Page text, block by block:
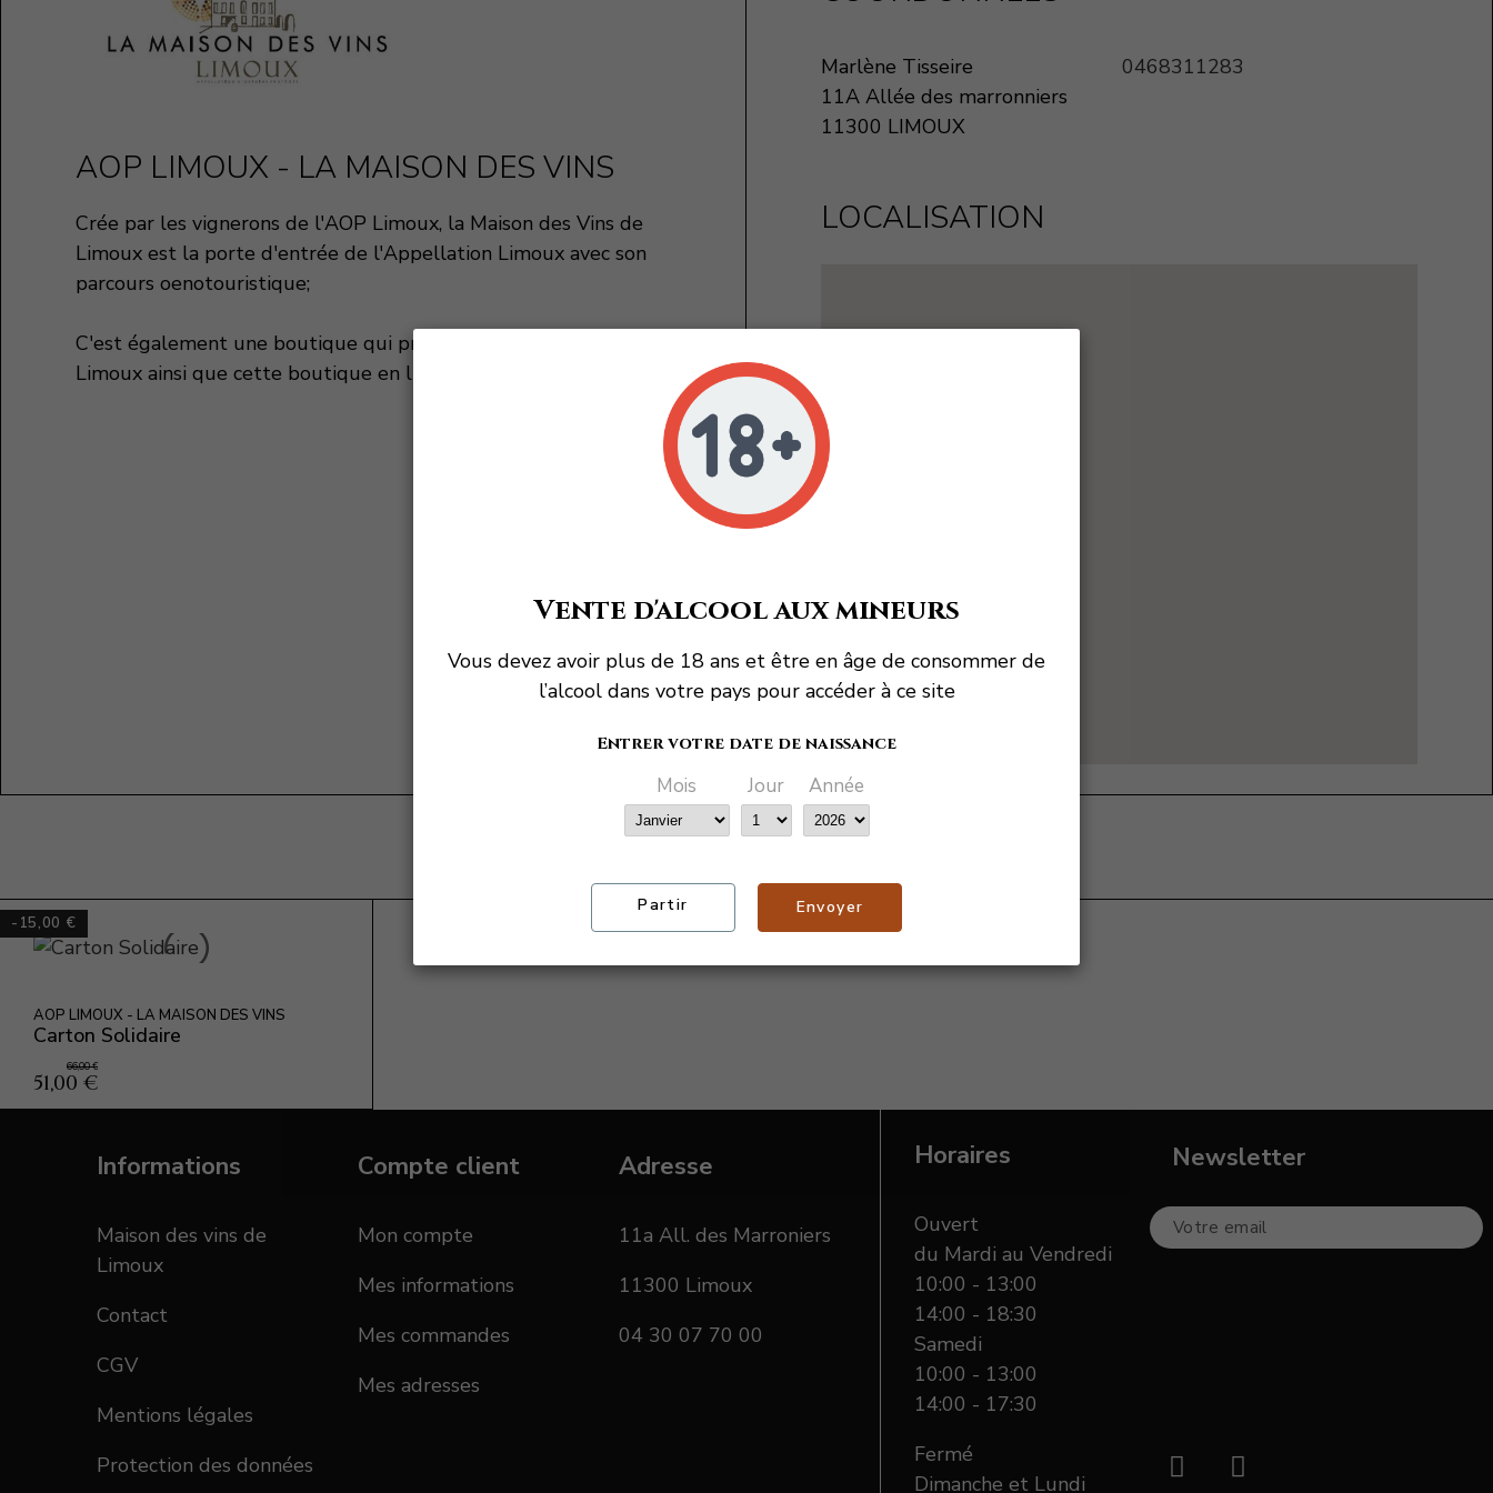
AOP LIMOUX - LA MAISON DES VINS
Crée par les vignerons de l'AOP Limoux, la Maison des Vins de
Limoux est la porte d'entrée de l'Appellation Limoux avec son
parcours oenotouristique;
C'est également une boutique qui propose une sélection d'AOP
Limoux ainsi que cette boutique en ligne
Marlène Tisseire
11A Allée des marronniers
11300 LIMOUX
0468311283
LOCALISATION
VINS DU DOMAINE
AOP LIMOUX - LA MAISON DES VINS
Carton Solidaire
66,00 €
51,00 €
-15,00 €
Informations
Maison des vins de
Limoux
Contact
CGV
Mentions légales
Protection des données
Compte client
Mon compte
Mes informations
Mes commandes
Mes adresses
Adresse
11a All. des Marroniers
11300 Limoux
04 30 07 70 00
Horaires
Ouvert
du Mardi au Vendredi
10:00 - 13:00
14:00 - 18:30
Samedi
10:00 - 13:00
14:00 - 17:30
Fermé
Dimanche et Lundi
Newsletter
Vente d'alcool aux mineurs
Vous devez avoir plus de 18 ans et être en âge de consommer de
l’alcool dans votre pays pour accéder à ce site
Entrer votre date de naissance
Mois Jour Année
Partir Envoyer